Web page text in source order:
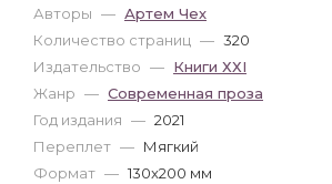
Авторы — Артем Чех
Количество страниц — 320
Издательство — Книги ХХІ
Жанр — Современная проза
Год издания — 2021
Переплет — Мягкий
Формат — 130x200 мм